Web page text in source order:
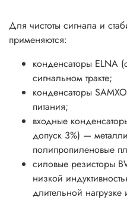
Для чистоты сигнала и
применяются:
конденсаторы ELNA
сигнальном тракте;
конденсаторы
питания;
входные
допуск 3%) —
полипропиленовые
силовые резисторы
низкой
длительной